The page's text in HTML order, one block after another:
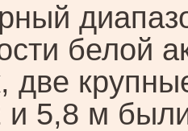
белой
две
и 5,8 м